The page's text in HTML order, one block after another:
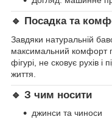
🔹 Посадка та
Завдяки натуральній
максимальний комфорт
фігурі, не сковує рухів і
життя.
🔹 З чим носити
джинси та чиноси